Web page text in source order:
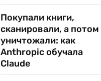
Покупали книги,
сканировали, а потом
уничтожали: как
Anthropic обучала
Claude